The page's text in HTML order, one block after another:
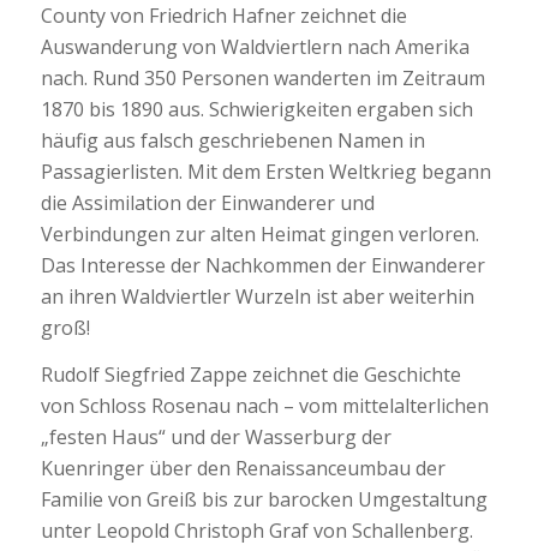
County von Friedrich Hafner zeichnet die
Auswanderung von Waldviertlern nach Amerika
nach. Rund 350 Personen wanderten im Zeitraum
1870 bis 1890 aus. Schwierigkeiten ergaben sich
häufig aus falsch geschriebenen Namen in
Passagierlisten. Mit dem Ersten Weltkrieg begann
die Assimilation der Einwanderer und
Verbindungen zur alten Heimat gingen verloren.
Das Interesse der Nachkommen der Einwanderer
an ihren Waldviertler Wurzeln ist aber weiterhin
groß!
Rudolf Siegfried Zappe zeichnet die Geschichte
von Schloss Rosenau nach – vom mittelalterlichen
„festen Haus“ und der Wasserburg der
Kuenringer über den Renaissanceumbau der
Familie von Greiß bis zur barocken Umgestaltung
unter Leopold Christoph Graf von Schallenberg.